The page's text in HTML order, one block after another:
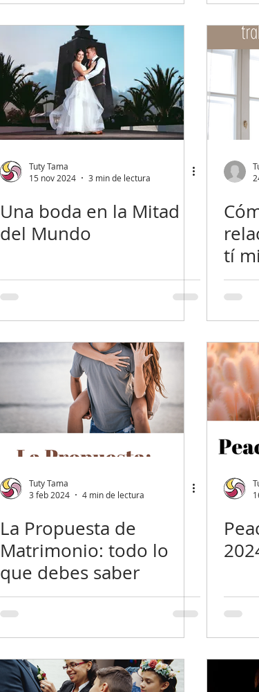
Tuty Tama
15 nov 2024
3 min de lectura
Una boda en la Mitad
del Mundo
tí
Tuty Tama
3 feb 2024
4 min de lectura
La Propuesta de
Matrimonio: todo lo
que debes saber